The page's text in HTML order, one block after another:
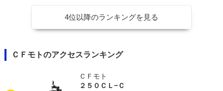
4位以降のランキングを見る
ＣＦモトのアクセスランキング
ＣＦモト
２５０ＣＬ−Ｃ